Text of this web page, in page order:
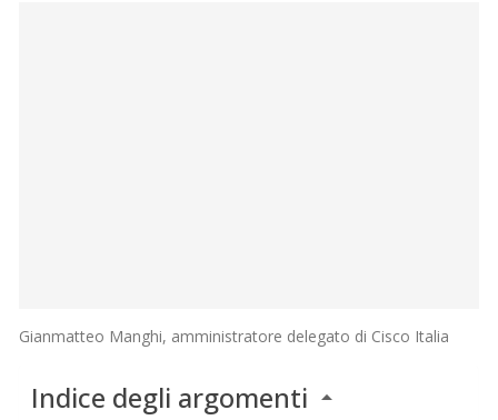
Gianmatteo Manghi, amministratore delegato di Cisco Italia
Indice degli argomenti